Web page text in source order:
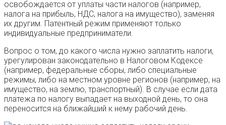
освобождается от уплаты части налогов (например,
налога на прибыль, НДС, налога на имущество), заменяя
их другим. Патентный режим применяют только
индивидуальные предприниматели.
Вопрос о том, до какого числа нужно заплатить налоги,
урегулирован законодательно в Налоговом Кодексе
(например, федеральные сборы, либо специальные
режимы, либо на местном уровне регионов (например, на
имущество, на землю, транспортный). В случае если дата
платежа по налогу выпадает на выходной день, то она
переносится на ближайший к нему рабочий день.